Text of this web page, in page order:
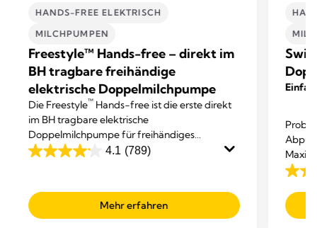
HANDS-FREE ELEKTRISCH
MILCHPUMPEN
Freestyle™ Hands-free – direkt im
BH tragbare freihändige
elektrische Doppelmilchpumpe
Die Freestyle™ Hands-free ist die erste direkt
im BH tragbare elektrische
Doppelmilchpumpe für freihändiges
Abpumpen von Medela.
4.1 (789)
4.1
5
Sternen.
Mehr erfahren
Maxi™
kannst.
4.2
von
5